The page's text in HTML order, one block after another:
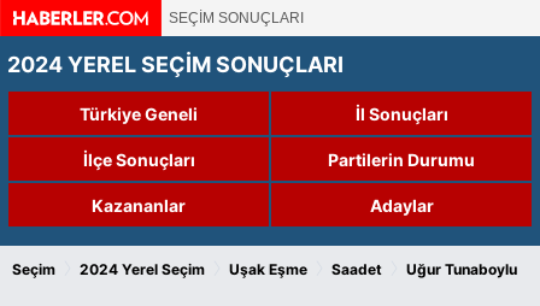
SEÇİM SONUÇLARI
2024 YEREL SEÇİM SONUÇLARI
Türkiye Geneli İl Sonuçları
İlçe Sonuçları Partilerin Durumu
Kazananlar Adaylar
Seçim 2024 Yerel Seçim Uşak Eşme Saadet Uğur Tunaboylu